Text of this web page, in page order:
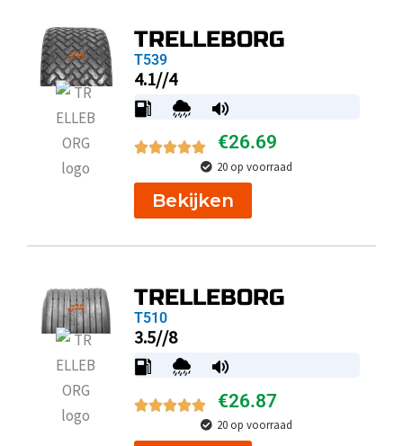
TRELLEBORG
T539
4.1//4
€26.69
20 op voorraad
Bekijken
TRELLEBORG
T510
3.5//8
€26.87
20 op voorraad